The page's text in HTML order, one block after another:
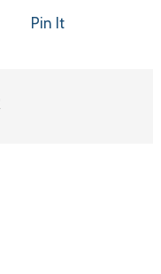
Pin It